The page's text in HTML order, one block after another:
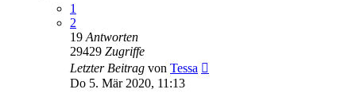
1
2
19 Antworten
29429 Zugriffe
Letzter Beitrag von Tessa
Do 5. Mär 2020, 11:13